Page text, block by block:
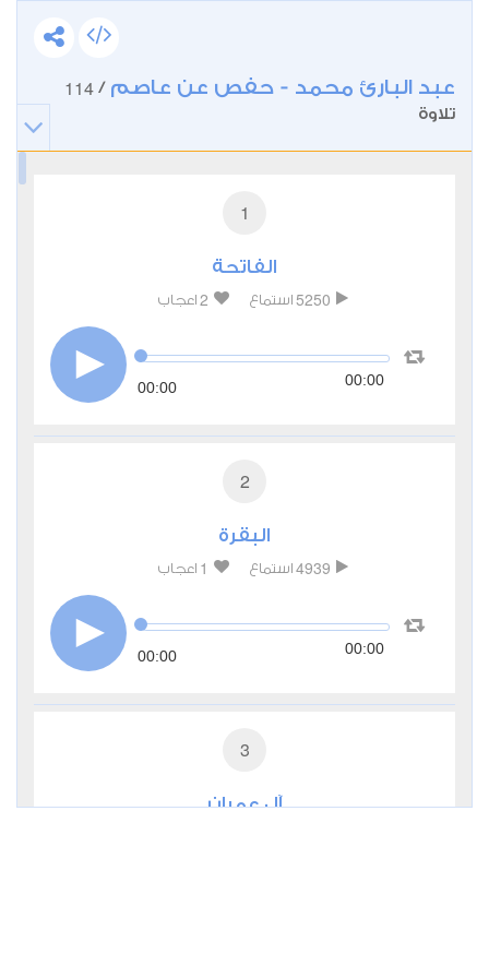
عبد البارئ محمد - حفص عن عاصم /
114
تلاوة
1
الفاتحة
5250 استماع 2 اعجاب
00:00 00:00
2
البقرة
4939 استماع 1 اعجاب
00:00 00:00
3
آل عمران